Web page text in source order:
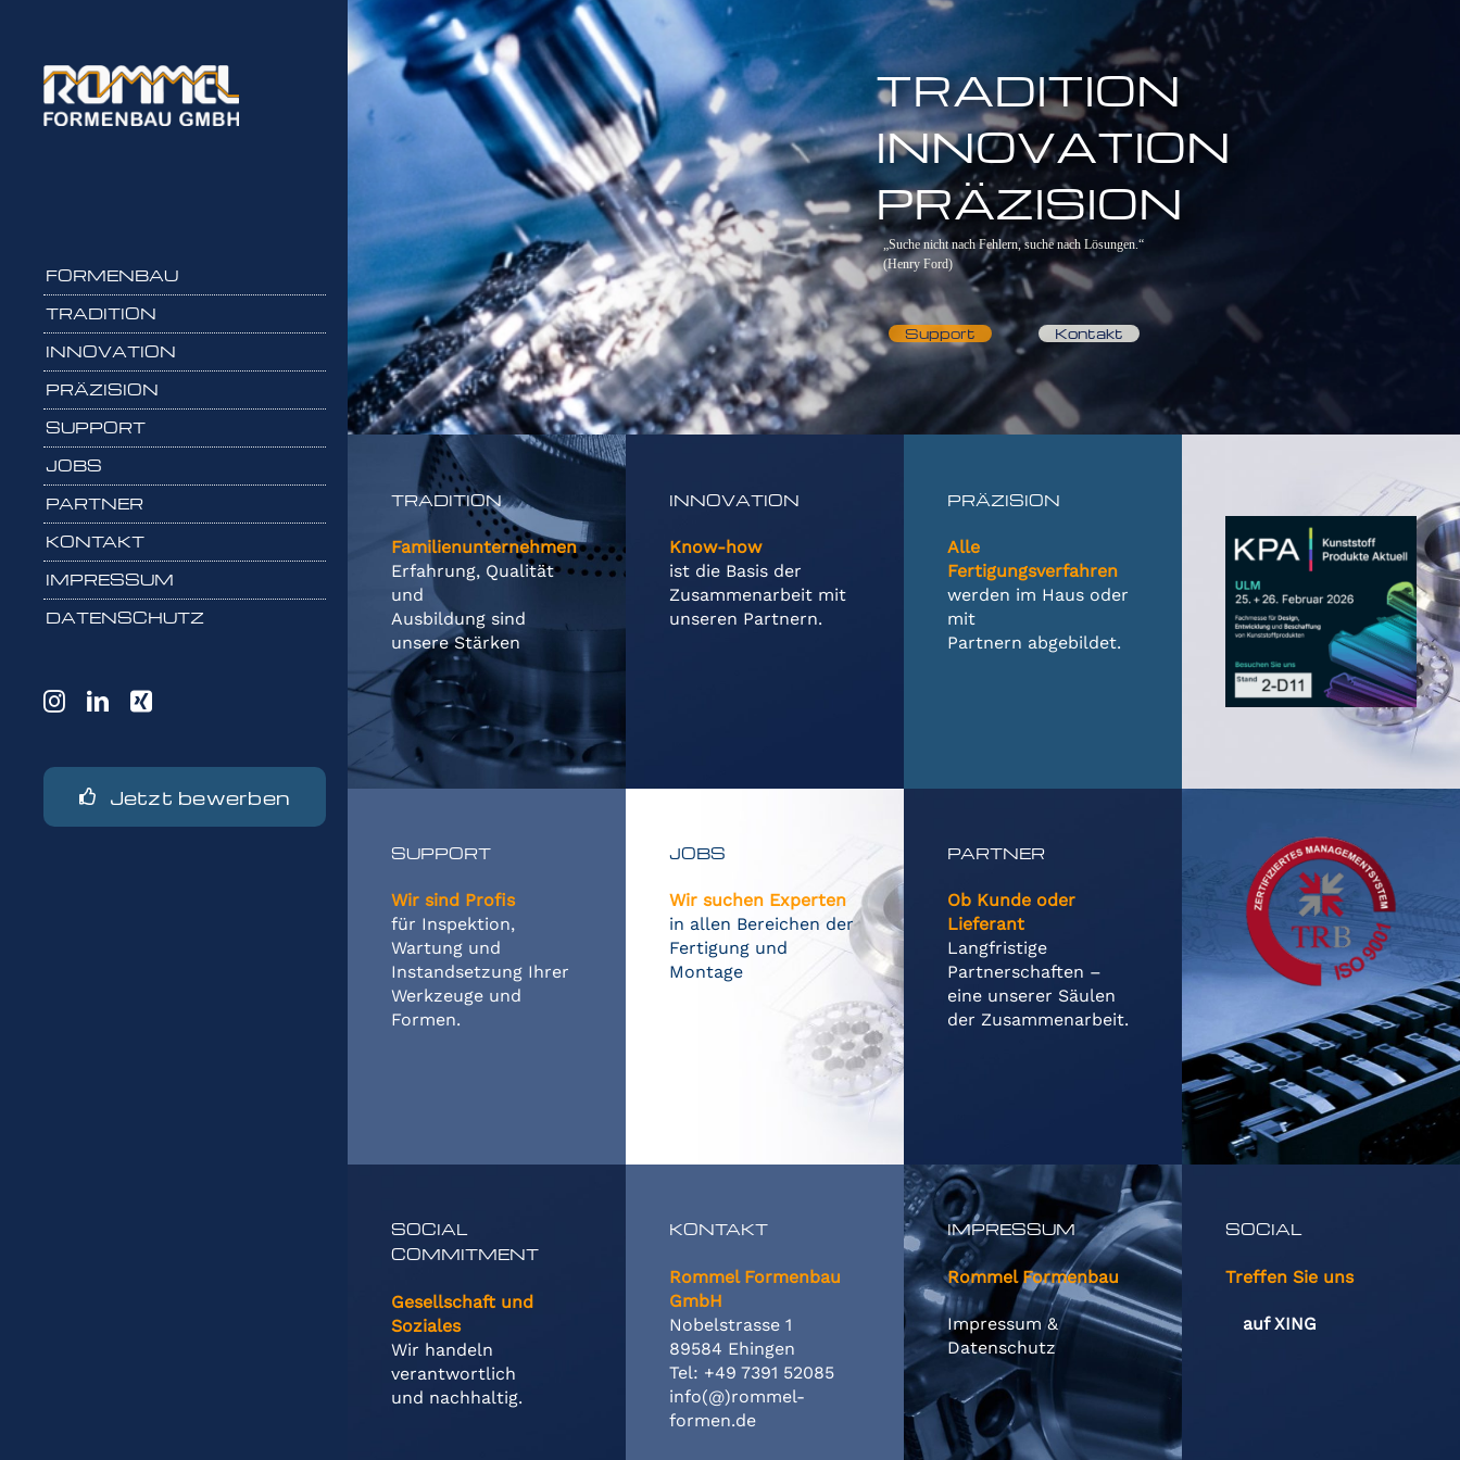
FORMENBAU
TRADITION
INNOVATION
PRÄZISION
SUPPORT
JOBS
PARTNER
KONTAKT
IMPRESSUM
DATENSCHUTZ
Jetzt bewerben
TRADITION
INNOVATION
PRÄZISION
Kontakt
Support
„Suche nicht nach Fehlern, suche nach Lösungen.“
(Henry Ford)
TRADITION
Familienunternehmen
Erfahrung, Qualität
und
Ausbildung sind
unsere Stärken
INNOVATION
Know-how
ist die Basis der
Zusammenarbeit mit
unseren Partnern.
PRÄZISION
Alle
Fertigungsverfahren
werden im Haus oder
mit
Partnern abgebildet.
SUPPORT
Wir sind Profis
für Inspektion,
Wartung und
Instandsetzung Ihrer
Werkzeuge und
Formen.
JOBS
Wir suchen Experten
in allen Bereichen der
Fertigung und
Montage
PARTNER
Ob Kunde oder
Lieferant
Langfristige
Partnerschaften –
eine unserer Säulen
der Zusammenarbeit.
SOCIAL
COMMITMENT
Gesellschaft und
Soziales
Wir handeln
verantwortlich
und nachhaltig.
KONTAKT
Rommel Formenbau
GmbH
Nobelstrasse 1
89584 Ehingen
Tel: +49 7391 52085
info(@)rommel-
formen.de
IMPRESSUM
Rommel Formenbau
Impressum &
Datenschutz
SOCIAL
Treffen Sie uns
auf XING